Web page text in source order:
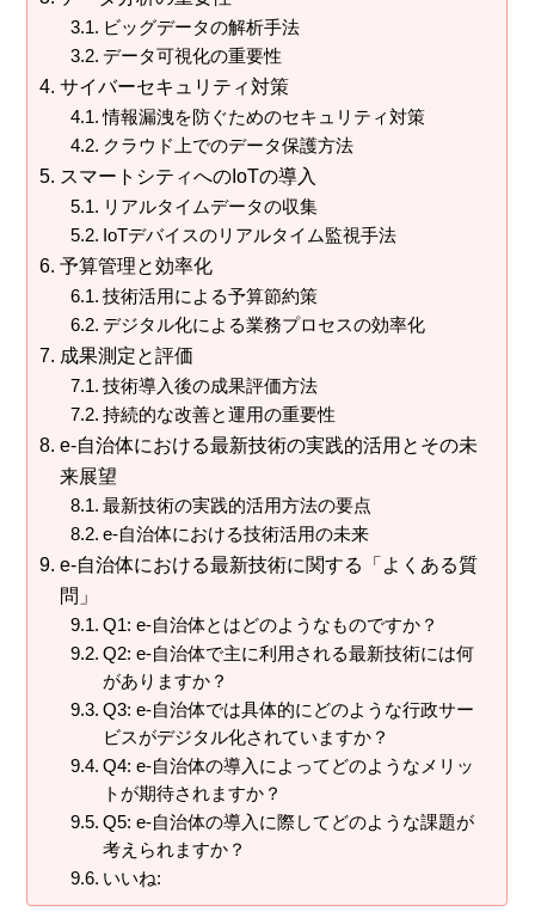
ビッグデータの解析手法
データ可視化の重要性
サイバーセキュリティ対策
情報漏洩を防ぐためのセキュリティ対策
クラウド上でのデータ保護方法
スマートシティへのIoTの導入
リアルタイムデータの収集
IoTデバイスのリアルタイム監視手法
予算管理と効率化
技術活用による予算節約策
デジタル化による業務プロセスの効率化
成果測定と評価
技術導入後の成果評価方法
持続的な改善と運用の重要性
e-自治体における最新技術の実践的活用とその未
来展望
最新技術の実践的活用方法の要点
e-自治体における技術活用の未来
e-自治体における最新技術に関する「よくある質
問」
Q1: e-自治体とはどのようなものですか？
Q2: e-自治体で主に利用される最新技術には何
がありますか？
Q3: e-自治体では具体的にどのような行政サー
ビスがデジタル化されていますか？
Q4: e-自治体の導入によってどのようなメリッ
トが期待されますか？
Q5: e-自治体の導入に際してどのような課題が
考えられますか？
いいね: